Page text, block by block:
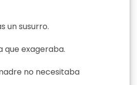
un susurro.
que exageraba.
no necesitaba